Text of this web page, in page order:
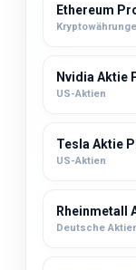
Ethereum
Nvidia Aktie
US-Aktien
Tesla Aktie
US-Aktien
Rheinmetall
Deutsche